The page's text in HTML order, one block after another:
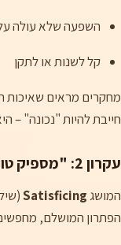
השפעה שלא עולה
קל לשנות או לתקן
חייבת להיות "נכונה" –
עקרון 2: "מספיק טוב" מנצח את "הכי טוב"
המושגSatisficing
הפתרון המושלם,